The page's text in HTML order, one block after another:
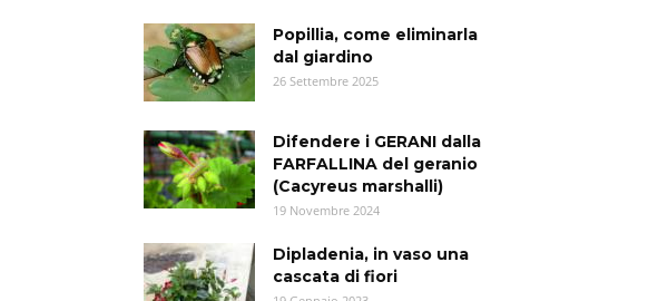
Popillia, come eliminarla
dal giardino
26 Settembre 2025
Difendere i GERANI dalla
FARFALLINA del geranio
(Cacyreus marshalli)
19 Novembre 2024
Dipladenia, in vaso una
cascata di fiori